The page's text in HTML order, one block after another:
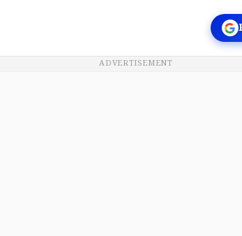
ADVERTISEMENT